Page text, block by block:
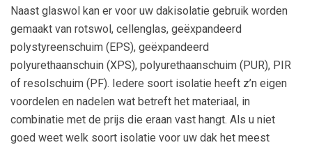
Naast glaswol kan er voor uw dakisolatie gebruik worden
gemaakt van rotswol, cellenglas, geëxpandeerd
polystyreenschuim (EPS), geëxpandeerd
polyurethaanschuin (XPS), polyurethaanschuim (PUR), PIR
of resolschuim (PF). Iedere soort isolatie heeft z’n eigen
voordelen en nadelen wat betreft het materiaal, in
combinatie met de prijs die eraan vast hangt. Als u niet
goed weet welk soort isolatie voor uw dak het meest